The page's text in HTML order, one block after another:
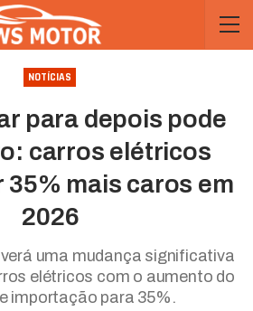
NOTÍCIAS
para depois pode
carros elétricos
35% mais caros em
2026
uma mudança significativa
elétricos com o aumento do
importação para 35%.